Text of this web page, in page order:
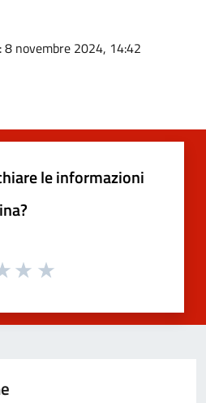
: 8 novembre 2024, 14:42
le informazioni